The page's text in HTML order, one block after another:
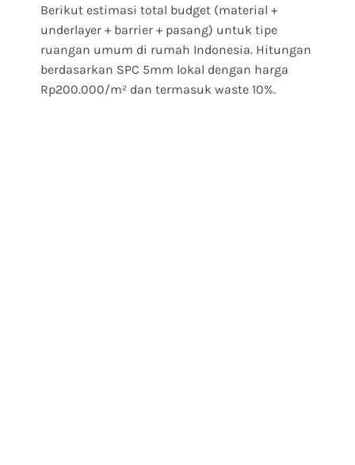
Berikut estimasi total budget (material +
underlayer + barrier + pasang) untuk tipe
ruangan umum di rumah Indonesia. Hitungan
berdasarkan SPC 5mm lokal dengan harga
Rp200.000/m² dan termasuk waste 10%.